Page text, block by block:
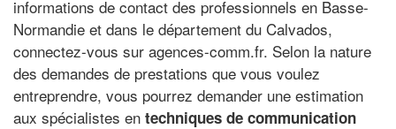
informations de contact des professionnels en Basse-
Normandie et dans le département du Calvados,
connectez-vous sur agences-comm.fr. Selon la nature
des demandes de prestations que vous voulez
entreprendre, vous pourrez demander une estimation
aux spécialistes en techniques de communication